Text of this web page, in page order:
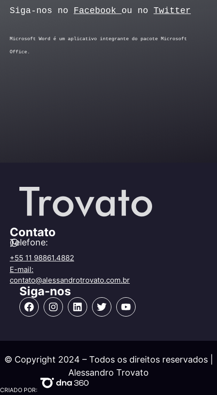
Siga-nos no Facebook ou no Twitter
Microsoft Word é um aplicativo integrante do pacote Microsoft
Office.
Contato
Telefone:
+55 11 98861.4882
E-mail:
contato@alessandrotrovato.com.br
Siga-nos
© Copyright 2024 – Todos os direitos reservados |
Alessandro Trovato
CRIADO POR: